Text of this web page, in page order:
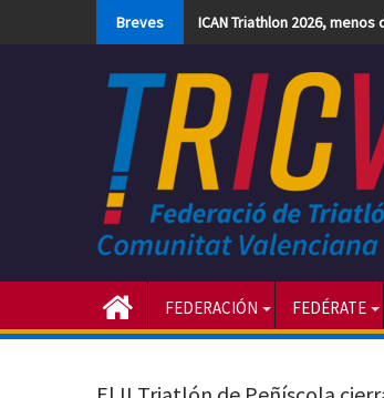
Breves ICAN Triathlon 2026,
FEDERACIÓN FEDÉRATE